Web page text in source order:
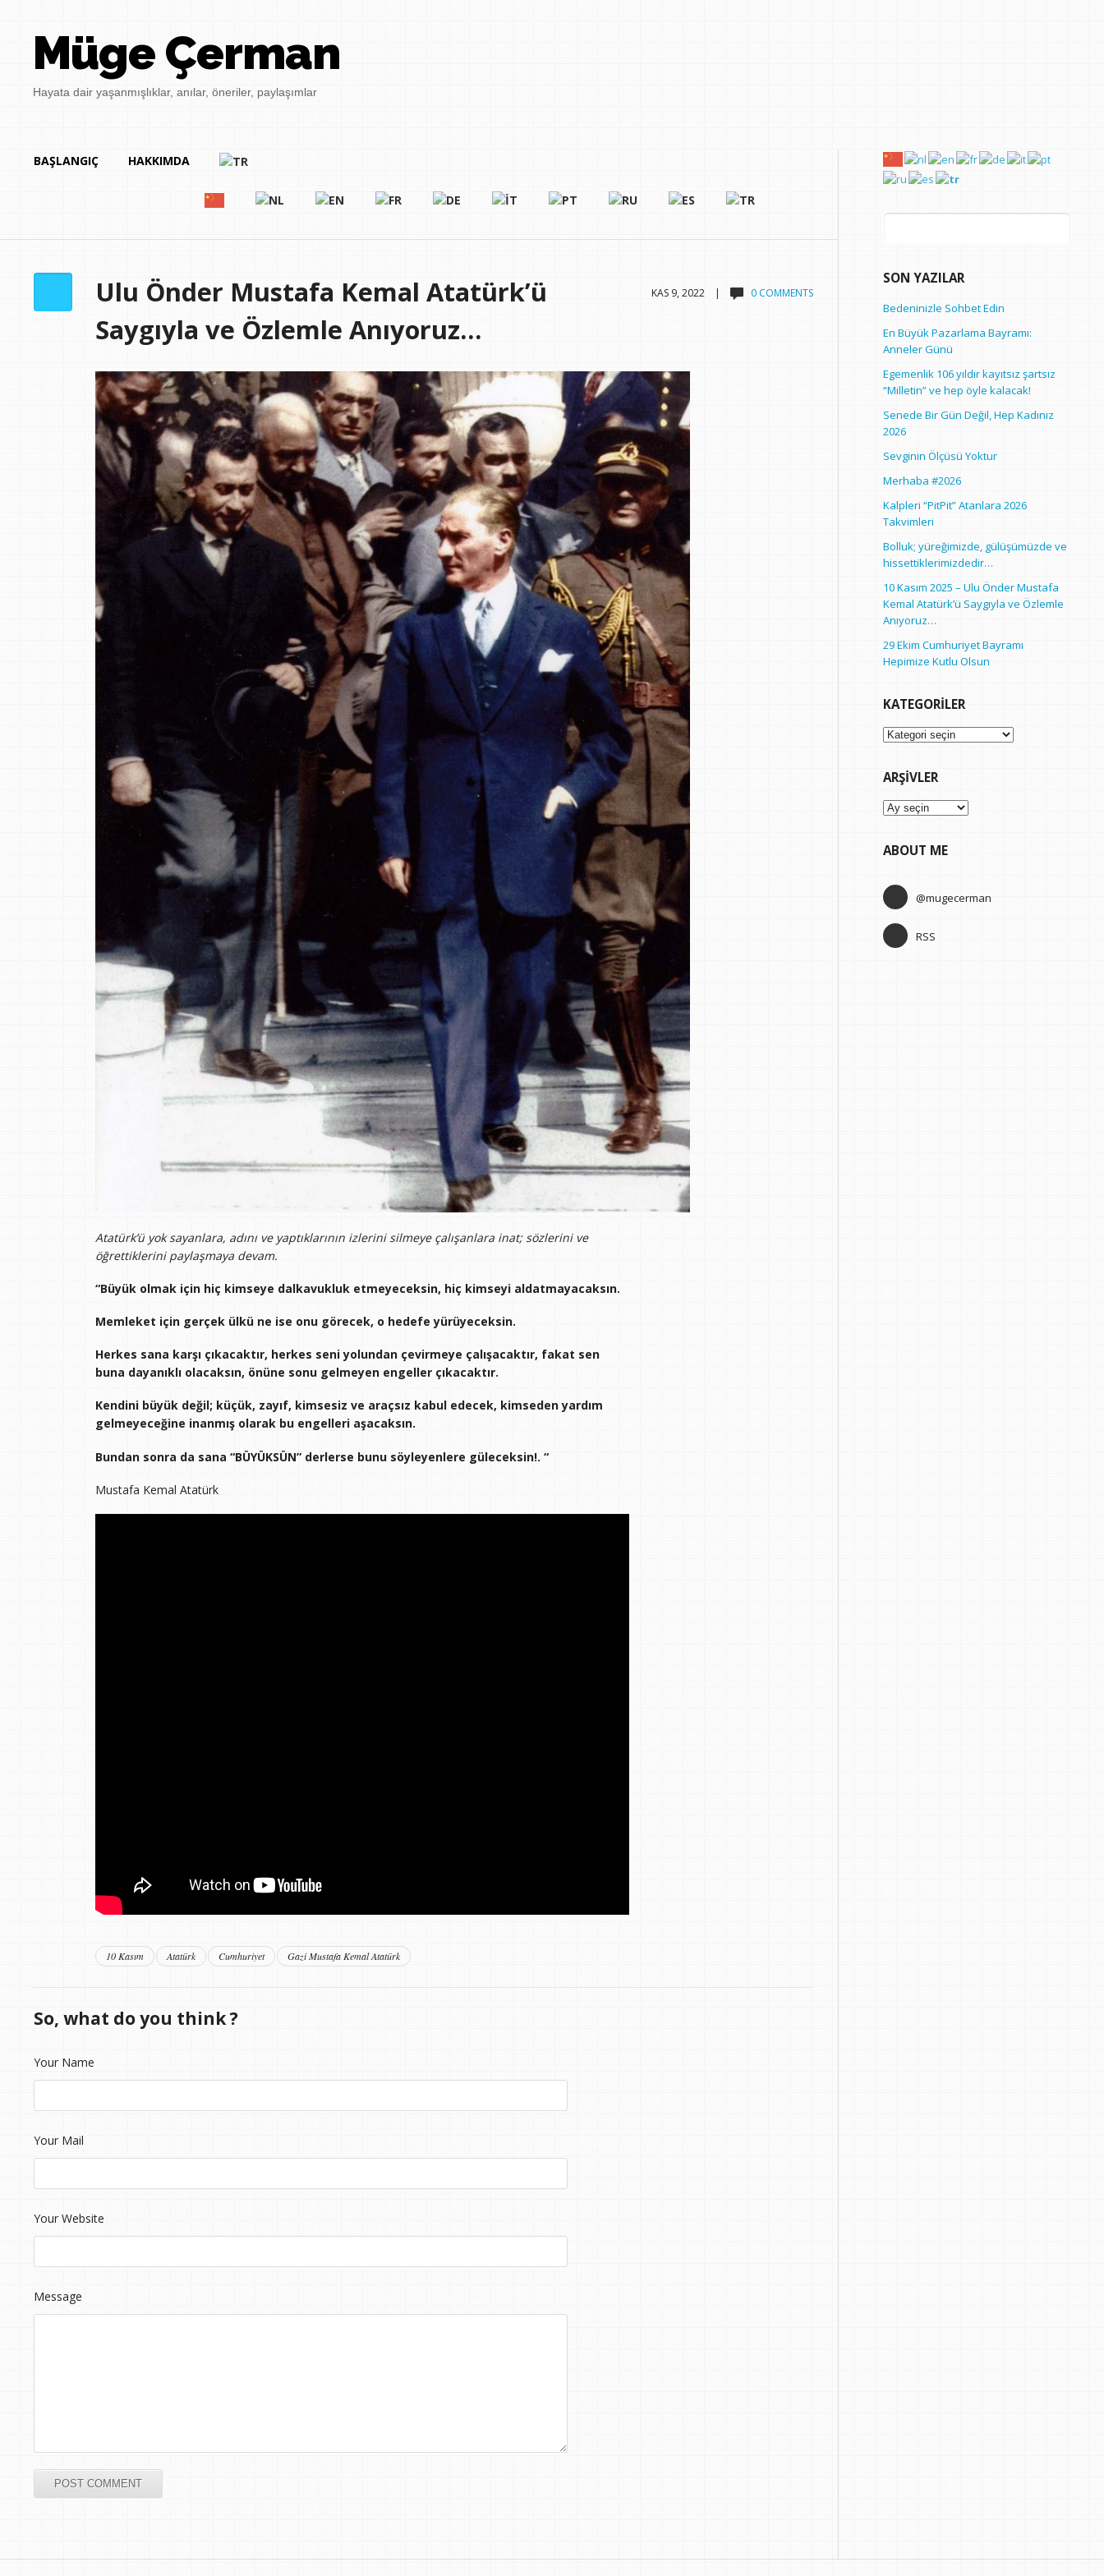
Müge Çerman
Hayata dair yaşanmışlıklar, anılar, öneriler, paylaşımlar
BAŞLANGIÇ HAKKIMDA
KAS 9, 2022 | 0 COMMENTS
Ulu Önder Mustafa Kemal Atatürk’ü
Saygıyla ve Özlemle Anıyoruz…
Atatürk’ü yok sayanlara, adını ve yaptıklarının izlerini silmeye çalışanlara inat; sözlerini ve
öğrettiklerini paylaşmaya devam.
“Büyük olmak için hiç kimseye dalkavukluk etmeyeceksin, hiç kimseyi aldatmayacaksın.
Memleket için gerçek ülkü ne ise onu görecek, o hedefe yürüyeceksin.
Herkes sana karşı çıkacaktır, herkes seni yolundan çevirmeye çalışacaktır, fakat sen
buna dayanıklı olacaksın, önüne sonu gelmeyen engeller çıkacaktır.
Kendini büyük değil; küçük, zayıf, kimsesiz ve araçsız kabul edecek, kimseden yardım
gelmeyeceğine inanmış olarak bu engelleri aşacaksın.
Bundan sonra da sana “BÜYÜKSÜN” derlerse bunu söyleyenlere güleceksin!. “
Mustafa Kemal Atatürk
10 Kasım Atatürk Cumhuriyet Gazi Mustafa Kemal Atatürk
So, what do you think ?
Your Name
Your Mail
Your Website
Message
Arama:
SON YAZILAR
Bedeninizle Sohbet Edin
En Büyük Pazarlama Bayramı:
Anneler Günü
Egemenlik 106 yıldır kayıtsız şartsız
“Milletin” ve hep öyle kalacak!
Senede Bir Gün Değil, Hep Kadınız
2026
Sevginin Ölçüsü Yoktur
Merhaba #2026
Kalpleri “PitPit” Atanlara 2026
Takvimleri
Bolluk; yüreğimizde, gülüşümüzde ve
hissettiklerimizdedir…
10 Kasım 2025 – Ulu Önder Mustafa
Kemal Atatürk’ü Saygıyla ve Özlemle
Anıyoruz…
29 Ekim Cumhuriyet Bayramı
Hepimize Kutlu Olsun
KATEGORILER
Kategoriler
ARŞIVLER
Arşivler
ABOUT ME
@mugecerman
RSS